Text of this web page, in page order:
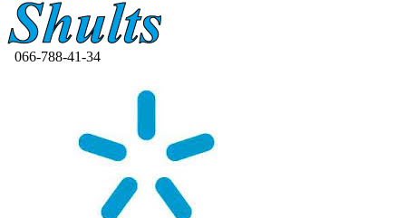
066-788-41-34